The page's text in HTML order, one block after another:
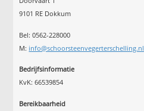
9101 RE Dokkum
Bel: 0562-228000
M: info@schoorsteenvegerterschelling.nl
Bedrijfsinformatie
KvK: 66539854
Bereikbaarheid